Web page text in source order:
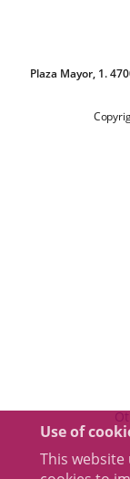
Use of
This website
Plaza Mayor, 1.